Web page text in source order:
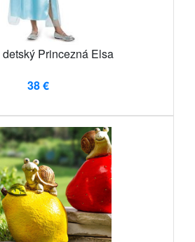
detský Princezná Elsa
38 €